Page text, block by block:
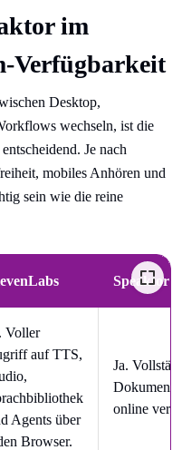
im
Verfügbarkeit
Desktop,
wechseln, ist die
Je nach
mobiles Anhören und
sein wie die reine
Speaktor
Voller
auf TTS,
Agents über
Browser.
Ja.
online